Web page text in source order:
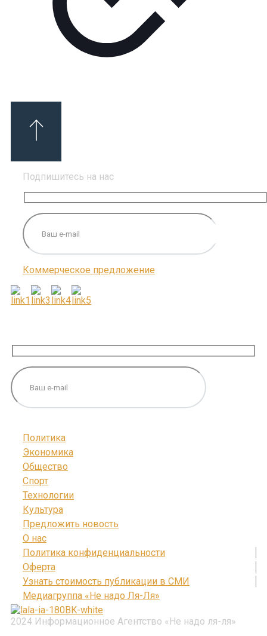
Подпишитесь на нас
Коммерческое предложение
Политика
Экономика
Общество
Спорт
Технологии
Культура
Предложить новость
О нас
2024 Информационное Агентство «Не надо ля-ля»
Политика конфиденциальности
Оферта
Узнать стоимость публикации в СМИ
Медиагруппа «Не надо Ля-Ля»